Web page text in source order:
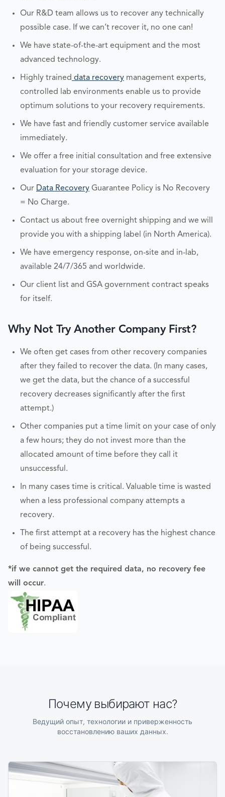
Our R&D team allows us to recover any technically
possible case. If we can’t recover it, no one can!
We have state-of-the-art equipment and the most
advanced technology.
Highly trained data recovery management experts,
controlled lab environments enable us to provide
optimum solutions to your recovery requirements.
We have fast and friendly customer service available
immediately.
We offer a free initial consultation and free extensive
evaluation for your storage device.
Our Data Recovery Guarantee Policy is No Recovery
= No Charge.
Contact us about free overnight shipping and we will
provide you with a shipping label (in North America).
We have emergency response, on-site and in-lab,
available 24/7/365 and worldwide.
Our client list and GSA government contract speaks
for itself.
Why Not Try Another Company First?
We often get cases from other recovery companies
after they failed to recover the data. (In many cases,
we get the data, but the chance of a successful
recovery decreases significantly after the first
attempt.)
Other companies put a time limit on your case of only
a few hours; they do not invest more than the
allocated amount of time before they call it
unsuccessful.
In many cases time is critical. Valuable time is wasted
when a less professional company attempts a
recovery.
The first attempt at a recovery has the highest chance
of being successful.
*if we cannot get the required data, no recovery fee
will occur.
Почему выбирают нас?
Ведущий опыт, технологии и приверженность
восстановлению ваших данных.